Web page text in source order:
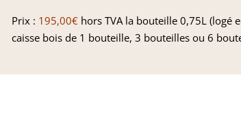
Prix : 195,00€ hors TVA la bouteille 0,75L (logé
caisse bois de 1 bouteille, 3 bouteilles ou 6